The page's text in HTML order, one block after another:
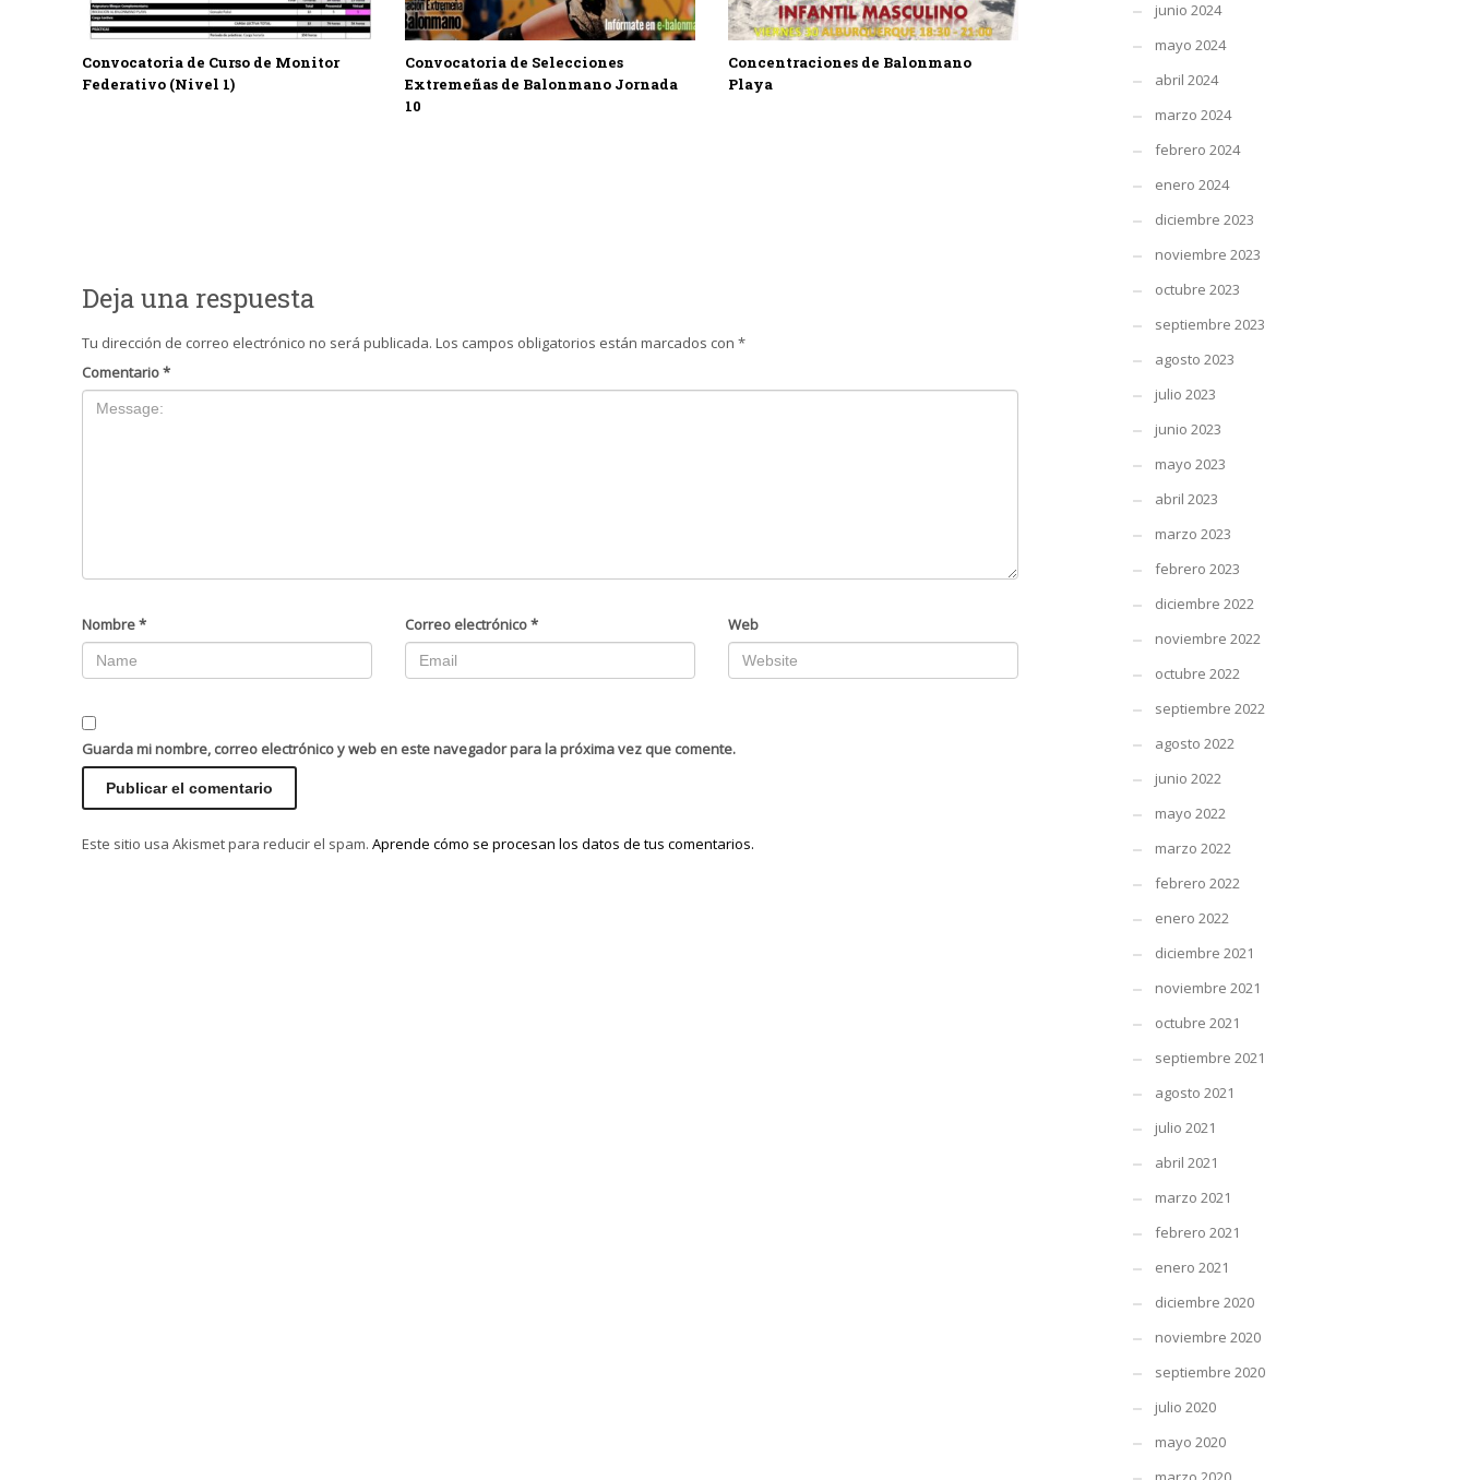
Convocatoria de Curso de Monitor
Federativo (Nivel 1)
Convocatoria de Selecciones
Extremeñas de Balonmano Jornada
10
Concentraciones de Balonmano
Playa
Deja una respuesta
Tu dirección de correo electrónico no será publicada. Los campos obligatorios están marcados con *
Comentario*
Nombre* Correo electrónico* Web
Guarda mi nombre, correo electrónico y web en este navegador para la próxima vez que comente.
Este sitio usa Akismet para reducir el spam. Aprende cómo se procesan los datos de tus comentarios.
junio 2024
mayo 2024
abril 2024
marzo 2024
febrero 2024
enero 2024
diciembre 2023
noviembre 2023
octubre 2023
septiembre 2023
agosto 2023
julio 2023
junio 2023
mayo 2023
abril 2023
marzo 2023
febrero 2023
diciembre 2022
noviembre 2022
octubre 2022
septiembre 2022
agosto 2022
junio 2022
mayo 2022
marzo 2022
febrero 2022
enero 2022
diciembre 2021
noviembre 2021
octubre 2021
septiembre 2021
agosto 2021
julio 2021
abril 2021
marzo 2021
febrero 2021
enero 2021
diciembre 2020
noviembre 2020
septiembre 2020
julio 2020
mayo 2020